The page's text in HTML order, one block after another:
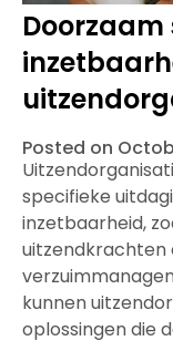
Posted on
specifieke
inzetbaarheid,
uitzendkrachten
kunnen
oplossingen die